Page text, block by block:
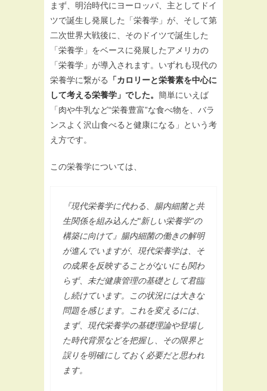
まず、明治時代にヨーロッパ、主としてドイ
ツで誕生し発展した「栄養学」が、そして第
二次世界大戦後に、そのドイツで誕生した
「栄養学」をベースに発展したアメリカの
「栄養学」が導入されます。いずれも現代の
栄養学に繋がる
「カロリーと栄養素を中心に
して考える栄養学」でした。 簡単にいえば
「肉や牛乳など“栄養豊富”な食べ物を、バラ
ンスよく沢山食べると健康になる」という考
え方です。
この栄養学については、
『現代栄養学に代わる、腸内細菌と共
生関係を組み込んだ“新しい栄養学”の
構築に向けて』腸内細菌の働きの解明
が進んでいますが、現代栄養学は、そ
の成果を反映することがないにも関わ
らず、未だ健康管理の基礎として君臨
し続けています。この状況には大きな
問題を感じます。これを変えるには、
まず、現代栄養学の基礎理論や登場し
た時代背景などを把握し、その限界と
誤りを明確にしておく必要だと思われ
ます。